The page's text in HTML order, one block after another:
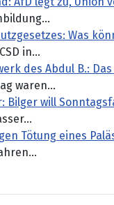
Was
in...
des Abdul B.:
waren...
Bilger will
Tötung eines